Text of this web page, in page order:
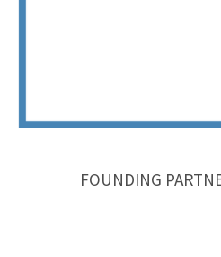
FOUNDING